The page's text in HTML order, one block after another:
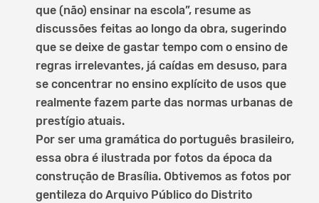
que (não) ensinar na escola”, resume as
discussões feitas ao longo da obra, sugerindo
que se deixe de gastar tempo com o ensino de
regras irrelevantes, já caídas em desuso, para
se concentrar no ensino explícito de usos que
realmente fazem parte das normas urbanas de
prestígio atuais.
Por ser uma gramática do português brasileiro,
essa obra é ilustrada por fotos da época da
construção de Brasília. Obtivemos as fotos por
gentileza do Arquivo Público do Distrito